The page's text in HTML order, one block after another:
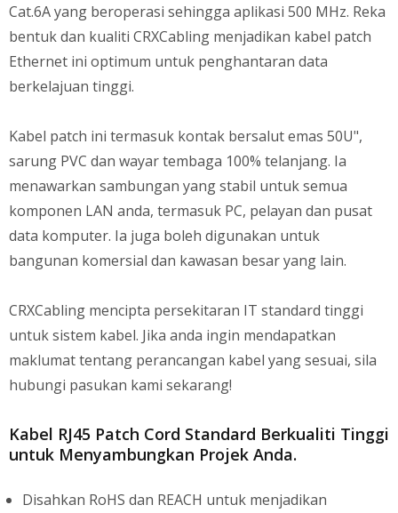
Cat.6A yang beroperasi sehingga aplikasi 500 MHz. Reka
bentuk dan kualiti CRXCabling menjadikan kabel patch
Ethernet ini optimum untuk penghantaran data
berkelajuan tinggi.
Kabel patch ini termasuk kontak bersalut emas 50U",
sarung PVC dan wayar tembaga 100% telanjang. Ia
menawarkan sambungan yang stabil untuk semua
komponen LAN anda, termasuk PC, pelayan dan pusat
data komputer. Ia juga boleh digunakan untuk
bangunan komersial dan kawasan besar yang lain.
CRXCabling mencipta persekitaran IT standard tinggi
untuk sistem kabel. Jika anda ingin mendapatkan
maklumat tentang perancangan kabel yang sesuai, sila
hubungi pasukan kami sekarang!
Kabel RJ45 Patch Cord Standard Berkualiti Tinggi
untuk Menyambungkan Projek Anda.
Disahkan RoHS dan REACH untuk menjadikan